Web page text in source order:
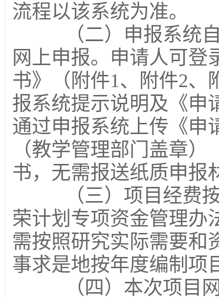
流程以该系统为准。
（二）申报系统自
网上申报。申请人可登
书》（附件1、附件2、
报系统提示说明及《申
通过申报系统上传《申
（教学管理部门盖章
书，无需报送纸质申报
（三）项目经费按
荣计划专项资金管理办
需按照研究实际需要和
事求是地按年度编制项
（四）本次项目网